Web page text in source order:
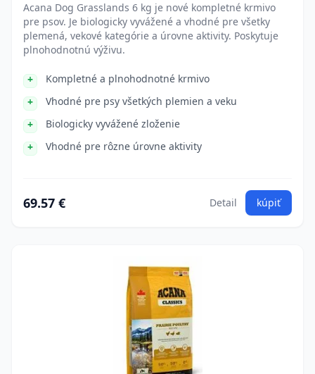
Acana Dog Grasslands 6 kg je nové kompletné krmivo
pre psov. Je biologicky vyvážené a vhodné pre všetky
plemená, vekové kategórie a úrovne aktivity. Poskytuje
plnohodnotnú výživu.
Kompletné a plnohodnotné krmivo
Vhodné pre psy všetkých plemien a veku
Biologicky vyvážené zloženie
Vhodné pre rôzne úrovne aktivity
69.57 € Detail kúpiť